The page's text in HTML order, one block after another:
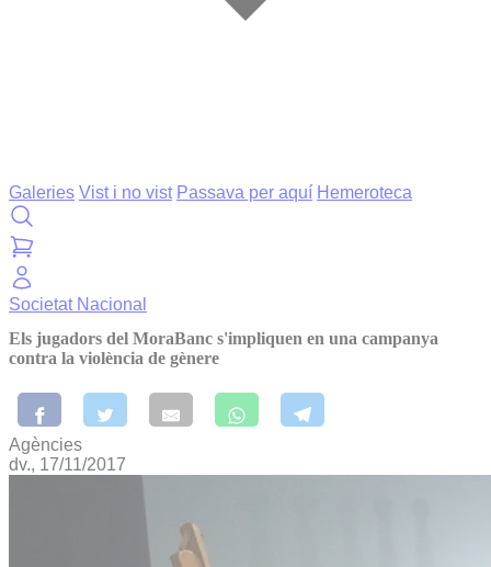
Galeries Vist i no vist Passava per aquí Hemeroteca
Societat Nacional
Els jugadors del MoraBanc s'impliquen en una campanya
contra la violència de gènere
Agències
dv., 17/11/2017